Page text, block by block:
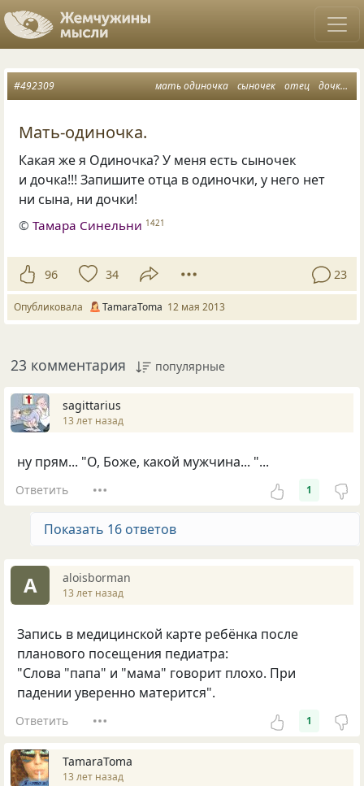
мать одиночка сыночек отец дочка
#492309
Мать-одиночка.
Какая же я Одиночка? У меня есть сыночек
и дочка!!! Запишите отца в одиночки, у него нет
ни сына, ни дочки!
©Тамара Синельни 1421
96 34 23
Опубликовала TamaraToma 12 мая 2013
23 комментария популярные
sagittarius
13 лет назад
ну прям... "О, Боже, какой мужчина... "...
Ответить 1
Показать 16 ответов
A aloisborman
13 лет назад
Запись в медицинской карте ребёнка после
планового посещения педиатра:
"Слова "папа" и "мама" говорит плохо. При
падении уверенно матерится".
Ответить 1
TamaraToma
13 лет назад